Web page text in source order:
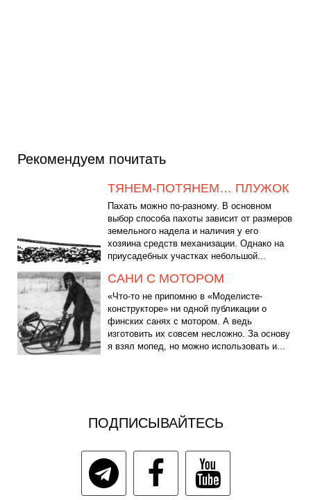
Рекомендуем почитать
ТЯНЕМ-ПОТЯНЕМ… ПЛУЖОК
Пахать можно по-разному. В основном
выбор способа пахоты зависит от размеров
земельного надела и наличия у его
хозяина средств механизации. Однако на
приусадебных участках небольшой...
САНИ С МОТОРОМ
«Что-то не припомню в «Моделисте-
конструкторе» ни одной публикации о
финских санях с мотором. А ведь
изготовить их совсем несложно. За основу
я взял мопед, но можно использовать и...
ПОДПИСЫВАЙТЕСЬ